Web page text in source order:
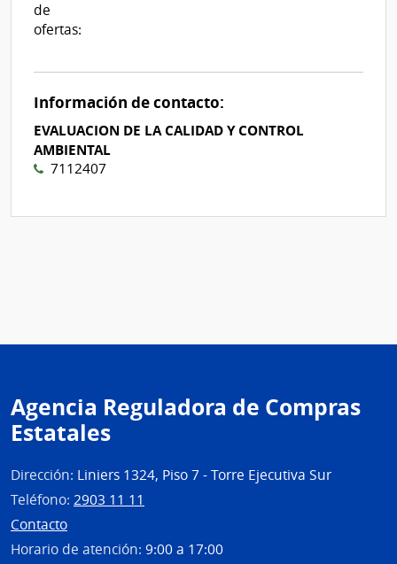
de
ofertas:
Información de contacto:
EVALUACION DE LA CALIDAD Y CONTROL
AMBIENTAL
7112407
Agencia Reguladora de Compras
Estatales
Dirección: Liniers 1324, Piso 7 - Torre Ejecutiva Sur
Teléfono: 2903 11 11
Contacto
Horario de atención: 9:00 a 17:00